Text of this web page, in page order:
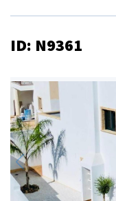
ID: N9361